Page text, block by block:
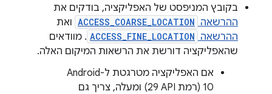
בקובץ המניפסט של האפליקציה, בודקים את
ההרשאה ACCESS_COARSE_LOCATION ואת
ההרשאה ACCESS_FINE_LOCATION . מוודאים
שהאפליקציה דורשת את הרשאות המיקום האלה.
אם האפליקציה מטרגטת ל-Android
10 (רמת API ‏29) ומעלה, צריך גם